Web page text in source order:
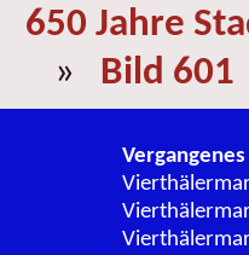
650 Jahre
» Bild 601
Vergangenes